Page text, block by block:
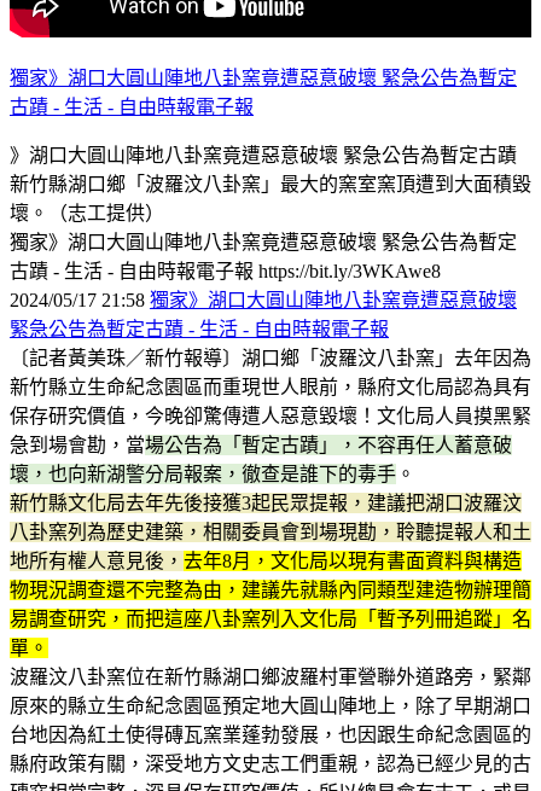
獨家》湖口大圓山陣地八卦窯竟遭惡意破壞 緊急公告為暫定
古蹟 - 生活 - 自由時報電子報
》湖口大圓山陣地八卦窯竟遭惡意破壞 緊急公告為暫定古蹟
新竹縣湖口鄉「波羅汶八卦窯」最大的窯室窯頂遭到大面積毀
壞。（志工提供）
獨家》湖口大圓山陣地八卦窯竟遭惡意破壞 緊急公告為暫定
古蹟 - 生活 - 自由時報電子報 https://bit.ly/3WKAwe8
2024/05/17 21:58 獨家》湖口大圓山陣地八卦窯竟遭惡意破壞
緊急公告為暫定古蹟 - 生活 - 自由時報電子報
〔記者黃美珠／新竹報導〕湖口鄉「波羅汶八卦窯」去年因為
新竹縣立生命紀念園區而重現世人眼前，縣府文化局認為具有
保存研究價值，今晚卻驚傳遭人惡意毀壞！文化局人員摸黑緊
急到場會勘，當場公告為「暫定古蹟」，不容再任人蓄意破
壞，也向新湖警分局報案，徹查是誰下的毒手 。
新竹縣文化局去年先後接獲3起民眾提報，建議把湖口波羅汶
八卦窯列為歷史建築，相關委員會到場現勘，聆聽提報人和土
地所有權人意見後， 去年8月，文化局以現有書面資料與構造
物現況調查還不完整為由，建議先就縣內同類型建造物辦理簡
易調查研究，而把這座八卦窯列入文化局「暫予列冊追蹤」名
單。
波羅汶八卦窯位在新竹縣湖口鄉波羅村軍營聯外道路旁，緊鄰
原來的縣立生命紀念園區預定地大圓山陣地上，除了早期湖口
台地因為紅土使得磚瓦窯業蓬勃發展，也因跟生命紀念園區的
縣府政策有關，深受地方文史志工們重親，認為已經少見的古